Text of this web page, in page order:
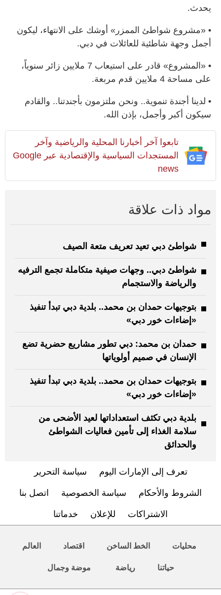
يحدث.
• «مشروع شواطئ الممزر» أوشك على الانتهاء، ليكون
أجمل وجهة شاطئية للعائلات في دبي.
• «المشروع» قادر على استيعاب 7 ملايين زائر سنوياً،
على مساحة 4 ملايين قدم مربعة.
• لدينا أجندة تنموية.. ونحن ملتزمون بأجندتنا.. والقادم
سيكون أكبر وأجمل، بإذن الله.
تابعوا آخر أخبارنا المحلية والرياضية وآخر
المستجدات السياسية والإقتصادية عبر Google
news
مواد ذات علاقة
شواطئ دبي تعيد تعريف متعة الصيف
شواطئ دبي.. وجهات صيفية متكاملة تجمع الترفيه
والرياضة والاستجمام
بتوجيهات حمدان بن محمد.. بلدية دبي تبدأ تنفيذ
«إضاءات خور دبي»
حمدان بن محمد: دبي تطور مشاريع حضرية تضع
الإنسان في صميم أولوياتها
بتوجيهات حمدان بن محمد.. بلدية دبي تبدأ تنفيذ
«إضاءات خور دبي»
بلدية دبي تكثف استعداداتها لعيد الأضحى من
سلامة الغذاء إلى تأمين فعاليات الشواطئ
والحدائق
تعرف إلى الإمارات اليوم سياسة التحرير
الشروط والأحكام سياسة الخصوصية اتصل بنا
الاشتراكات للإعلان خدماتنا
محليات الخط الساخن اقتصاد العالم
حياتنا رياضة موضة وجمال